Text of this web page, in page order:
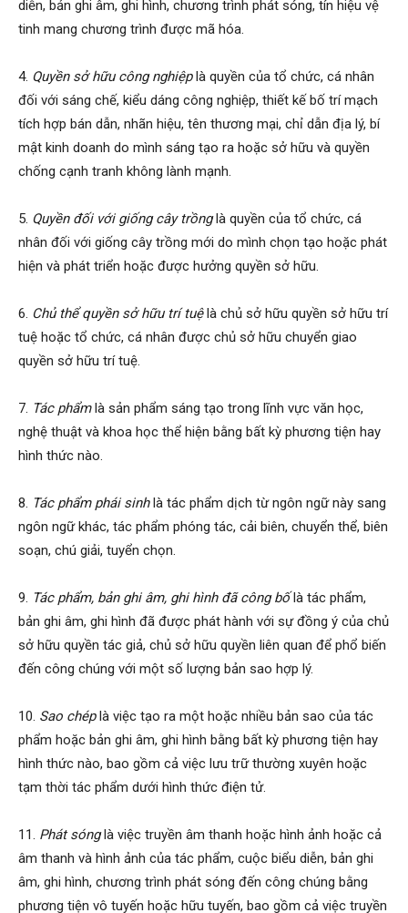
diễn, bản ghi âm, ghi hình, chương trình phát sóng, tín hiệu vệ
tinh mang chương trình được mã hóa.
4. Quyền sở hữu công nghiệplà quyền của tổ chức, cá nhân
đối với sáng chế, kiểu dáng công nghiệp, thiết kế bố trí mạch
tích hợp bán dẫn, nhãn hiệu, tên thương mại, chỉ dẫn địa lý, bí
mật kinh doanh do mình sáng tạo ra hoặc sở hữu và quyền
chống cạnh tranh không lành mạnh.
5. Quyền đối với giống cây trồnglà quyền của tổ chức, cá
nhân đối với giống cây trồng mới do mình chọn tạo hoặc phát
hiện và phát triển hoặc được hưởng quyền sở hữu.
6. Chủ thể quyền sở hữu trí tuệlà chủ sở hữu quyền sở hữu trí
tuệ hoặc tổ chức, cá nhân được chủ sở hữu chuyển giao
quyền sở hữu trí tuệ.
7. Tác phẩmlà sản phẩm sáng tạo trong lĩnh vực văn học,
nghệ thuật và khoa học thể hiện bằng bất kỳ phư­ơng tiện hay
hình thức nào.
8. Tác phẩm phái sinhlà tác phẩm dịch từ ngôn ngữ này sang
ngôn ngữ khác, tác phẩm phóng tác, cải biên, chuyển thể, biên
soạn, chú giải, tuyển chọn.
9. Tác phẩm, bản ghi âm, ghi hình đã công bốlà tác phẩm,
bản ghi âm, ghi hình đã được phát hành với sự đồng ý của chủ
sở hữu quyền tác giả, chủ sở hữu quyền liên quan để phổ biến
đến công chúng với một số lượng bản sao hợp lý.
10. Sao chéplà việc tạo ra một hoặc nhiều bản sao của tác
phẩm hoặc bản ghi âm, ghi hình bằng bất kỳ phương tiện hay
hình thức nào, bao gồm cả việc lưu trữ thường xuyên hoặc
tạm thời tác phẩm dưới hình thức điện tử.
11. Phát sónglà việc truyền âm thanh hoặc hình ảnh hoặc cả
âm thanh và hình ảnh của tác phẩm, cuộc biểu diễn, bản ghi
âm, ghi hình, chương trình phát sóng đến công chúng bằng
phương tiện vô tuyến hoặc hữu tuyến, bao gồm cả việc truyền